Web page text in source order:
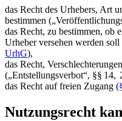
das Recht des Urhebers, Art
bestimmen
das Recht, zu bestimmen, ob
Urheber versehen werden
UrhG),
das Recht,
(„Entstellungsverbot“, §§
das Recht auf freien Zugang (
Nutzungsrecht